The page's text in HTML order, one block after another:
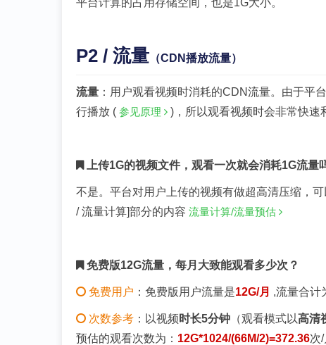
平台计算的占用存储空间，也是1G大小。
P2 / 流量 （CDN播放流量）
流量 ：用户观看视频时消耗的CDN流量。由于平
行播放 ( 参见原理 )，所以观看视频时会非常快速
上传1G的视频文件，观看一次就会消耗1G流量
不是。平台对用户上传的视频有做超高清压缩，
/ 流量计算]部分的内容 流量计算/流量预估
免费版12G流量，每月大致能观看多少次？
免费用户 ：免费版用户流量是12G/月 ,流量合计
次数参考 ：以视频 时长5分钟 （观看模式以高清
预估的观看次数为： 12G*1024/(66M/2)=372.36次/